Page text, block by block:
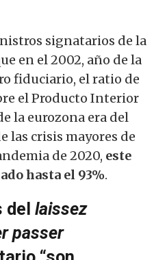
signatarios de la
en el 2002, año de la
fiduciario, el ratio de
el Producto Interior
la eurozona era del
las crisis mayores de
de 2020, este
hasta el 93%.
laissez
passer